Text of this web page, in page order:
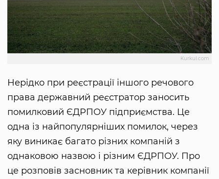
Kurkul.com
Нерідко при реєстрації іншого речового
права державний реєстратор заносить
помилковий ЄДРПОУ підприємства. Це
одна із найпопулярніших помилок, через
яку виникає багато різних компаній з
однаковою назвою і різним ЄДРПОУ. Про
це розповів засновник та керівник компанії